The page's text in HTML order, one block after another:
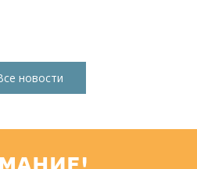
новости